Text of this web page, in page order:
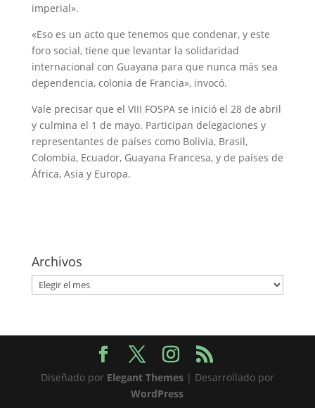
imperial».
«Eso es un acto que tenemos que condenar, y este
foro social, tiene que levantar la solidaridad
internacional con Guayana para que nunca más sea
dependencia, colonia de Francia», invocó.
Vale precisar que el VIII FOSPA se inició el 28 de abril
y culmina el 1 de mayo. Participan delegaciones y
representantes de países como Bolivia, Brasil,
Colombia, Ecuador, Guayana Francesa, y de países de
África, Asia y Europa.
Archivos
Archivos
Diseñado por Elegant Themes| Desarrollado por
WordPress